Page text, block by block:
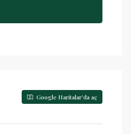
Google Haritalar'da aç